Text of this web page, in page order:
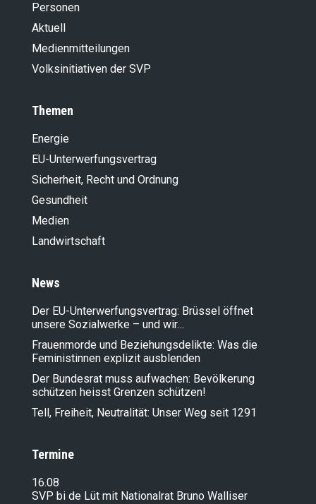
Personen
Aktuell
Medienmitteilungen
Volksinitiativen der SVP
Themen
Energie
EU-Unterwerfungsvertrag
Sicherheit, Recht und Ordnung
Gesundheit
Medien
Landwirt­schaft
News
Der EU-Unterwerfungsvertrag: Brüssel öffnet
unsere Sozialwerke – und wir…
Frauenmorde und Beziehungsdelikte: Was die
Feministinnen explizit ausblenden
Der Bundesrat muss aufwachen: Bevölkerung
schützen heisst Grenzen schützen!
Tell, Freiheit, Neutralität: Unser Weg seit 1291
Termine
16.08
SVP bi de Lüt mit Nationalrat Bruno Walliser